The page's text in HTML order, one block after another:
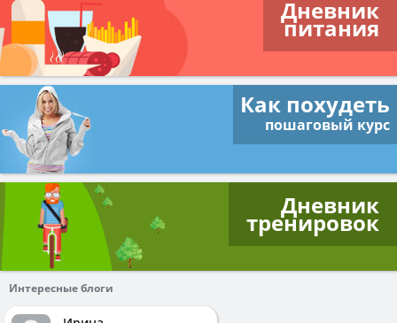
Дневник
питания
Как похудеть
пошаговый курс
Дневник
тренировок
Интересные блоги